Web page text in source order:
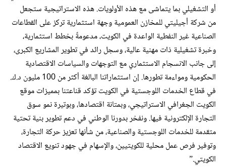
أو التشغيلي بما يتماشى مع هذه الأولويات. هذه الاستراتيجية ستجعل
من شركة أجيليتي للمخازن العمومية وجهة استثمارية تركز على القطاعات
الصناعية غير النفطية الواعدة في الكويت، مدعومةً بخطط استثمارية،
وخبرة تشغيلية ذات مهنية عالية، وسجل رائد في تطوير المشاريع الكبرى،
إلى جانب الانسجام الاستثماري مع التوجهات والسياسات الاقتصادية
الحكومية ومواءمة تطورها. إن استثماراتنا البالغة أكثر من 100 مليون د.ك.
في قطاع الخدمات اللوجستية في الكويت تؤكد قناعتنا بمميزات موقع
الكويت الجغرافي الاستراتيجي، وبمتانة اقتصادها، وبوتيرة نمو سوق
التجارة الإلكترونية فيها. ونفخر بدورنا الوطني في دعم تطوير بنية تحتية
متقدمة للخدمات اللوجستية والصناعية، من شأنها تعزيز حركة التجارة،
وتوفير فرص عمل محلية للكويتيين، والإسهام في جهود تنويع الاقتصاد
الكويتي.”